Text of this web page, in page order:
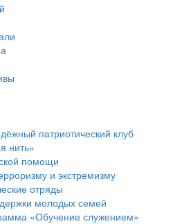
патриотический клуб
нить»
помощи
и экстремизму
отряды
молодых семей
«Обучение служением»